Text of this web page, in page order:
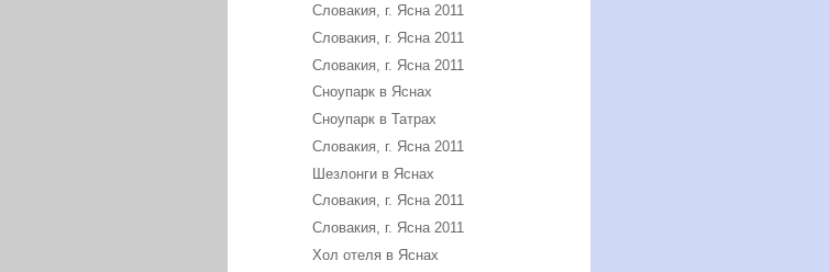
Словакия, г. Ясна 2011
Словакия, г. Ясна 2011
Словакия, г. Ясна 2011
Сноупарк в Яснах
Сноупарк в Татрах
Словакия, г. Ясна 2011
Шезлонги в Яснах
Словакия, г. Ясна 2011
Словакия, г. Ясна 2011
Хол отеля в Яснах